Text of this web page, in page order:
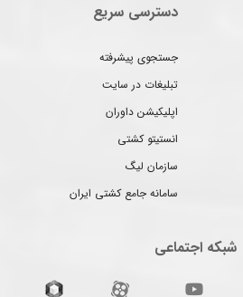
دسترسی سریع
جستجوی پیشرفته
تبلیغات در سایت
اپلیکیشن داوران
انستیتو کشتی
سازمان لیگ
سامانه جامع کشتی ایران
شبکه اجتماعی